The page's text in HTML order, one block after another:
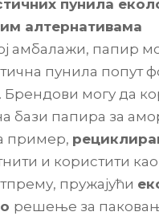
пунила
алтернативама
амбалажи, папир
пунила попут
могу да
бази папира за
пример,
и користити
пружајући
решење за